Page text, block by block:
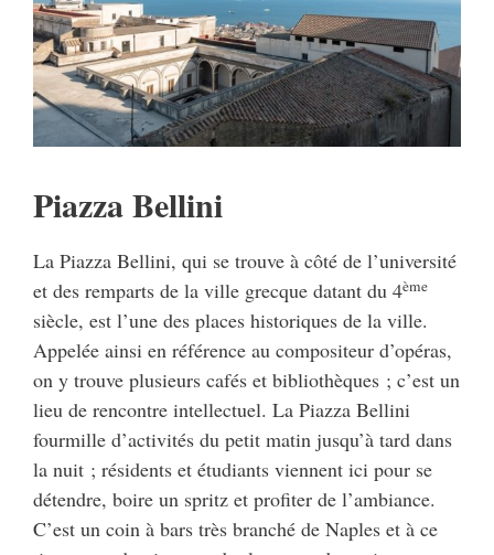
Piazza Bellini
La Piazza Bellini, qui se trouve à côté de l’université
et des remparts de la ville grecque datant du 4ème
siècle, est l’une des places historiques de la ville.
Appelée ainsi en référence au compositeur d’opéras,
on y trouve plusieurs cafés et bibliothèques ; c’est un
lieu de rencontre intellectuel. La Piazza Bellini
fourmille d’activités du petit matin jusqu’à tard dans
la nuit ; résidents et étudiants viennent ici pour se
détendre, boire un spritz et profiter de l’ambiance.
C’est un coin à bars très branché de Naples et à ce